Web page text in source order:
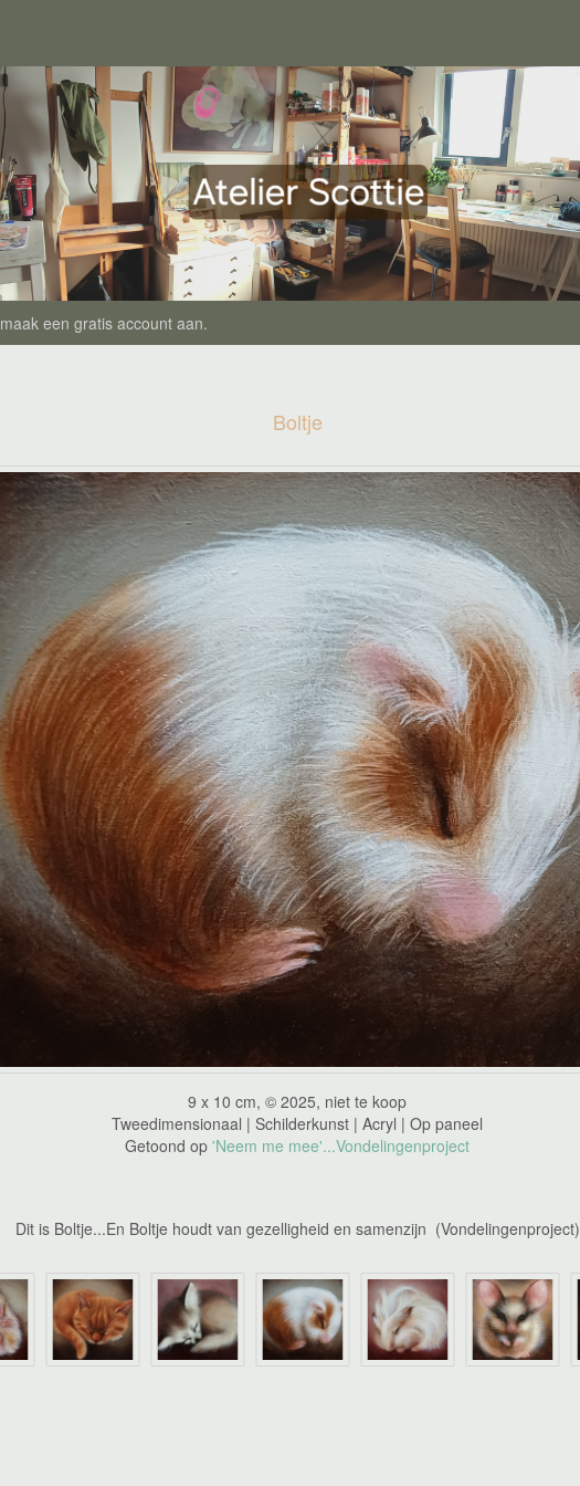
maak een gratis account aan.
Boltje
9 x 10 cm, © 2025, niet te koop
Tweedimensionaal | Schilderkunst | Acryl | Op paneel
Getoond op 'Neem me mee'...Vondelingenproject
Dit is Boltje...En Boltje houdt van gezelligheid en samenzijn (Vondelingenproject)